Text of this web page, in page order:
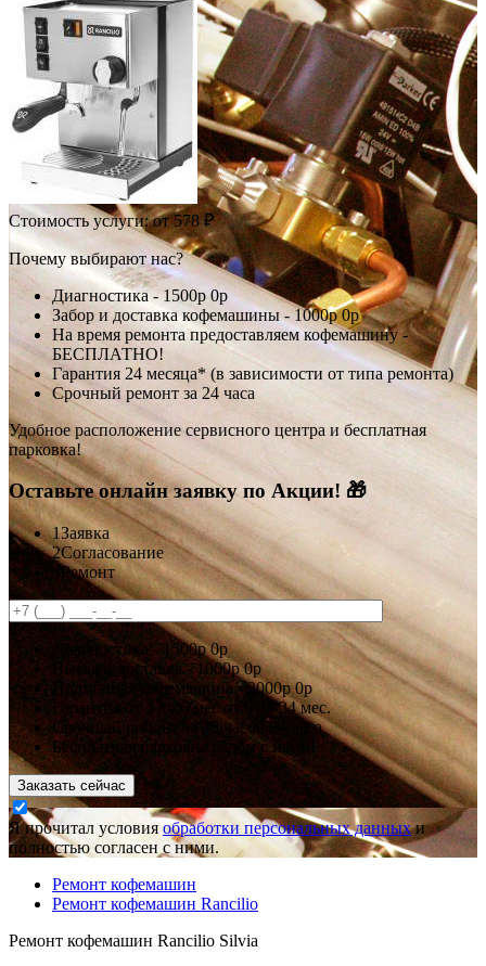
Стоимость услуги:от 578 ₽
Почему выбирают нас?
Диагностика - 1500р 0р
Забор и доставка кофемашины - 1000р0р
На время ремонта предоставляем кофемашину -
БЕСПЛАТНО!
Гарантия 24 месяца* (в зависимости от типа ремонта)
Срочный ремонт за 24 часа
Удобное расположение сервисного центра и бесплатная
парковка!
Оставьте онлайн заявку по Акции! 🎁
1Заявка
2Согласование
3 Ремонт
Диагностика -1500р0р
Выезд и доставка -1000р0р
Подменная кофемашина -2000р0р
Гарантия
от 3 до 6 мес от 6 до 24 мес.
Срочный ремонт за
48 часов 24 часа
Бесплатная парковка рядом с нами!
Заказать сейчас
Я прочитал условия обработки персональных данныхи
полностью согласен с ними.
Ремонт кофемашин
Ремонт кофемашин Rancilio
Ремонт кофемашин Rancilio Silvia